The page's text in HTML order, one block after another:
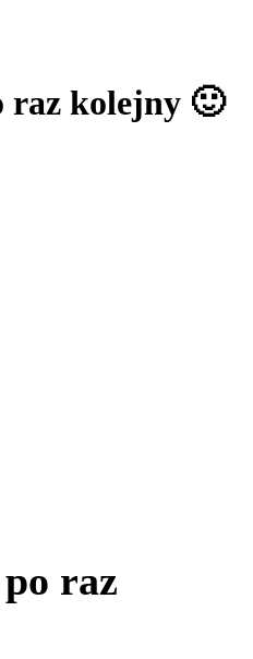
raz kolejny 🙂
raz